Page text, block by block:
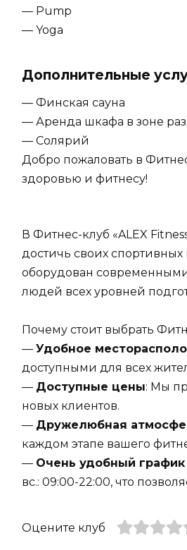
— Pump
— Yoga
Дополнительные
— Финская сауна
— Аренда шкафа в зоне
— Солярий
Добро пожаловать в
здоровью и фитнесу!
В Фитнес-клуб «ALEX
достичь своих
оборудован
людей всех уровней
Почему стоит выбрать
— Удобное
доступными для всех
— Доступные цены: Мы
новых клиентов.
— Дружелюбная
каждом этапе вашего
— Очень удобный
вс.: 09:00-22:00, что
Оцените клуб